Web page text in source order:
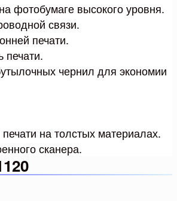
фотобумаге высокого уровня.
связи.
печати.
печати.
чернил для экономии
на толстых материалах.
сканера.